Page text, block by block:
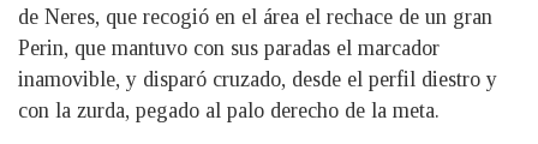
de Neres, que recogió en el área el rechace de un gran
Perin, que mantuvo con sus paradas el marcador
inamovible, y disparó cruzado, desde el perfil diestro y
con la zurda, pegado al palo derecho de la meta.